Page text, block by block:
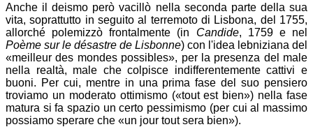
Anche il deismo però vacillò nella seconda parte della sua
vita, soprattutto in seguito al terremoto di Lisbona, del 1755,
allorché polemizzò frontalmente (in Candide, 1759 e nel
Poème sur le désastre de Lisbonne) con l'idea lebniziana del
meilleur des mondes possibles , per la presenza del male
nella realtà, male che colpisce indifferentemente cattivi e
buoni. Per cui, mentre in una prima fase del suo pensiero
troviamo un moderato ottimismo ( tout est bien ) nella fase
matura si fa spazio un certo pessimismo (per cui al massimo
possiamo sperare che
un jour tout sera bien ).